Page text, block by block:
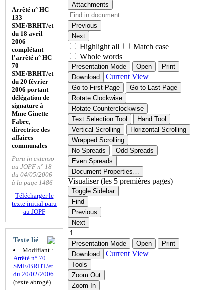
Arrêté n° HC
133
SME/BRHT/et
du 18 avril
2006
complétant
l'arrêté n° HC
70
SME/BRHT/et
du 20 février
2006 portant
délégation de
signature à
Mme Ginette
Fabre,
directrice des
affaires
communales
Paru in extenso
au JOPF n° 18
du 04/05/2006
à la page 1486
Télécharger le
texte initial paru
au JOPF
Texte lié
Modifiant :
Arrêté n° 70
SME/BRHT/et
du 20/02/2006
(texte abrogé)
Attachments
Previous
Next
Highlight all
Match case
Whole words
Presentation Mode Open
Print
Download
Current View
Go to First Page
Go to Last Page
Rotate Clockwise
Rotate Counterclockwise
Text Selection Tool
Hand Tool
Vertical Scrolling
Horizontal Scrolling
Wrapped Scrolling
No Spreads
Odd Spreads
Even Spreads
Document Properties…
Visualiser (les 5 premières pages)
Toggle Sidebar
Find
Previous
Next
Presentation Mode Open
Print
Download
Current View
Tools
Zoom Out
Zoom In